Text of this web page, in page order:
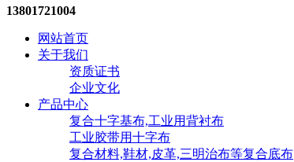
13801721004
网站首页
关于我们
资质证书
企业文化
产品中心
复合十字基布,工业用背衬布
工业胶带用十字布
复合材料,鞋材,皮革,三明治布等复合底布